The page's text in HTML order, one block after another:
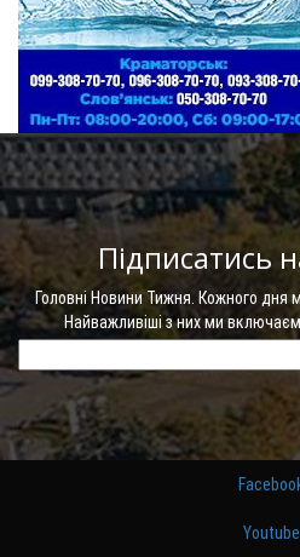
Підписатись
Головні Новини Тижня. Кожного дня
Найважливіші з них ми
Youtube